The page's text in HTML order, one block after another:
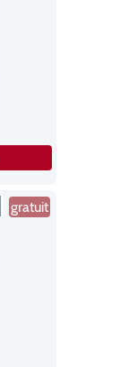
gratuit